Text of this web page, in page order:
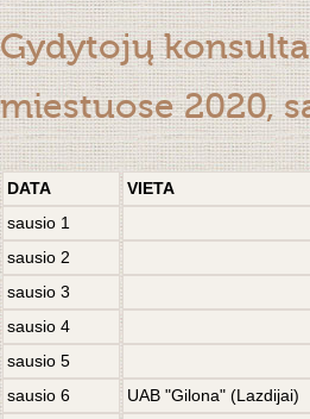
Gydytojų
miestuose 2020,
DATA
VIETA
sausio 1
sausio 2
sausio 3
sausio 4
sausio 5
sausio 6
UAB "Gilona" (Lazdijai)